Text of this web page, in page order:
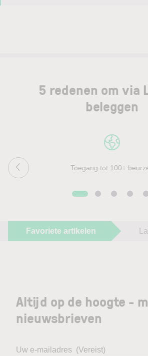
5 redenen om via
beleggen
Toegang tot 100+
Favoriete artikelen
Altijd op de hoogte -
nieuwsbrieven
Uw e-mailadres (Vereist)